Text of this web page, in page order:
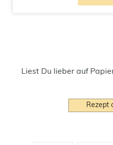
Liest Du lieber auf
Rezept